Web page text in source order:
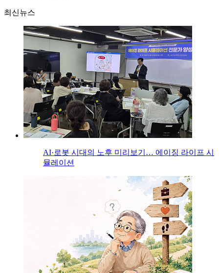
최신뉴스
AI·로봇 시대의 노후 미리보기… 에이징 라이프 시
뮬레이션